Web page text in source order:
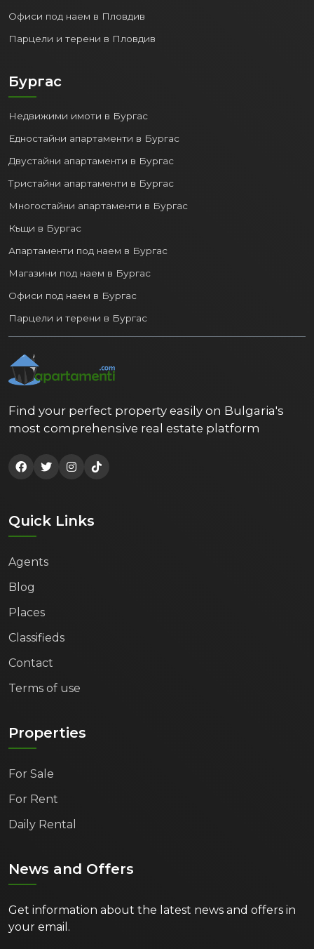
Офиси под наем в Пловдив
Парцели и терени в Пловдив
Бургас
Недвижими имоти в Бургас
Едностайни апартаменти в Бургас
Двустайни апартаменти в Бургас
Тристайни апартаменти в Бургас
Многостайни апартаменти в Бургас
Къщи в Бургас
Апартаменти под наем в Бургас
Магазини под наем в Бургас
Офиси под наем в Бургас
Парцели и терени в Бургас
Find your perfect property easily on Bulgaria's
most comprehensive real estate platform
Quick Links
Agents
Blog
Places
Classifieds
Contact
Terms of use
Properties
For Sale
For Rent
Daily Rental
News and Offers
Get information about the latest news and offers in
your email.